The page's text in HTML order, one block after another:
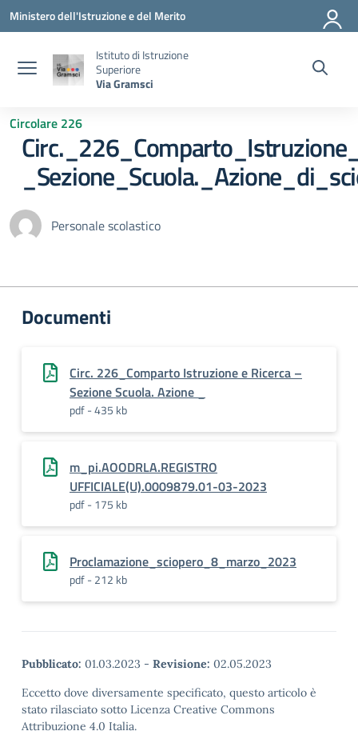
Vai ai contenuti
Vai al menu di navigazione
Vai al footer
Ministero dell'Istruzione e del Merito
Istituto di Istruzione
Superiore
Via Gramsci
Circolare 226
Personale scolastico
Documenti
Circ. 226_Comparto Istruzione e Ricerca –
Sezione Scuola. Azione _
pdf - 435 kb
m_pi.AOODRLA.REGISTRO
UFFICIALE(U).0009879.01-03-2023
pdf - 175 kb
Proclamazione_sciopero_8_marzo_2023
pdf - 212 kb
Pubblicato: 01.03.2023 - Revisione: 02.05.2023
Eccetto dove diversamente specificato, questo articolo è
stato rilasciato sotto Licenza Creative Commons
Attribuzione 4.0 Italia.